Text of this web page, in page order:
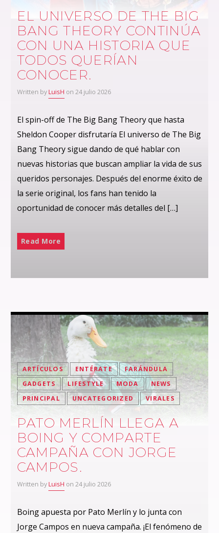
EL UNIVERSO DE THE BIG
BANG THEORY CONTINÚA
CON UNA HISTORIA QUE
TODOS QUERÍAN
CONOCER.
Written byLuisH on 24 julio 2026
El spin-off de The Big Bang Theory que hasta
Sheldon Cooper disfrutaría El universo de The Big
Bang Theory sigue dando de qué hablar con
nuevas historias que buscan ampliar la vida de sus
queridos personajes. Después del enorme éxito de
la serie original, los fans han tenido la
oportunidad de conocer más detalles del […]
Read More
ARTÍCULOS ENTÉRATE
FARÁNDULA
GADGETS
LIFESTYLE MODA
NEWS
PRINCIPAL
UNCATEGORIZED VIRALES
PATO MERLÍN LLEGA A
BOING Y COMPARTE
CAMPAÑA CON JORGE
CAMPOS.
Written byLuisH on 24 julio 2026
Boing apuesta por Pato Merlín y lo junta con
Jorge Campos en nueva campaña. ¡El fenómeno de